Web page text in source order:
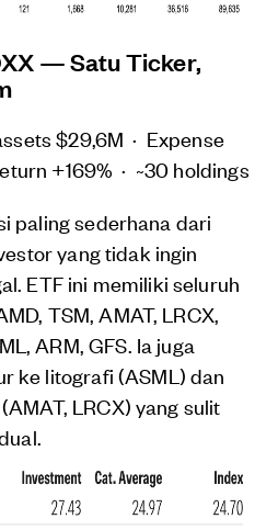
— Satu Ticker,
$29,6M · Expense
+169% · ~30 holdings
paling sederhana dari
yang tidak ingin
ETF ini memiliki seluruh
TSM, AMAT, LRCX,
ARM, GFS. Ia juga
ke litografi (ASML) dan
LRCX) yang sulit